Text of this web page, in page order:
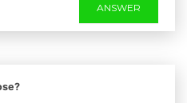
ANSWER